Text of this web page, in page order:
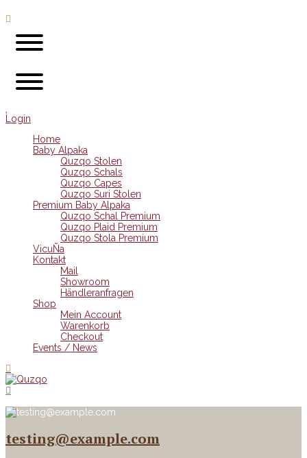
Login
Home
Baby Alpaka
Quzqo Stolen
Quzqo Schals
Quzqo Capes
Quzqo Suri Stolen
Premium Baby Alpaka
Quzqo Schal Premium
Quzqo Plaid Premium
Quzqo Stola Premium
VicuÑa
Kontakt
Mail
Showroom
Händleranfragen
Shop
Mein Account
Warenkorb
Checkout
Events / News
testing@example.com